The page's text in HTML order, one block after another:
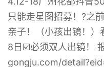
只能走星图招募！?之
亲子！（小孩出镜！）
8日☑️必须双人出镜！
gongju.com/